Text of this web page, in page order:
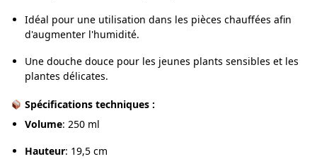
Idéal pour une utilisation dans les pièces chauffées afin
d'augmenter l'humidité.
Une douche douce pour les jeunes plants sensibles et les
plantes délicates.
Spécifications techniques :
Volume: 250 ml
Hauteur: 19,5 cm